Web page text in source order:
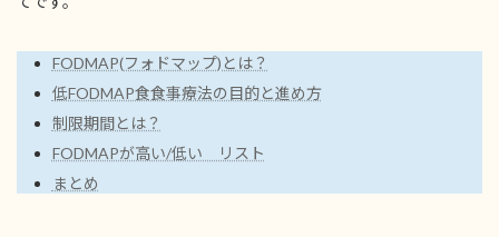
FODMAP(フォドマップ)とは？
低FODMAP食食事療法の目的と進め方
制限期間とは？
FODMAPが高い/低い リスト
まとめ